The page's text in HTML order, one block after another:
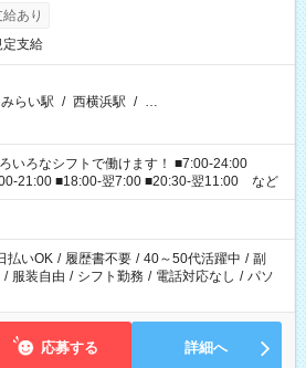
あり
定支給
らい駅 / 西横浜駅 / …
いろなシフトで働けます！ ■7:00-24:00
21:00 ■18:00-翌7:00 ■20:30-翌11:00 など
払いOK / 履歴書不要 / 40～50代活躍中 / 副
/ 服装自由 / シフト勤務 / 電話対応なし / パソ
応募する 詳細へ